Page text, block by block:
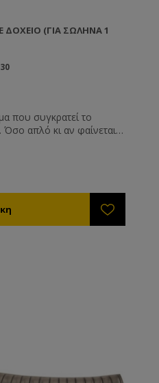
ΔΟΧΕΊΟ (ΓΙΑ ΣΩΛΉΝΑ 1
που συγκρατεί το
απλό κι αν φαίνεται,
σωλήνα στο στόμιο
χωρίς το κατάλληλο
κατασκευή κάνει